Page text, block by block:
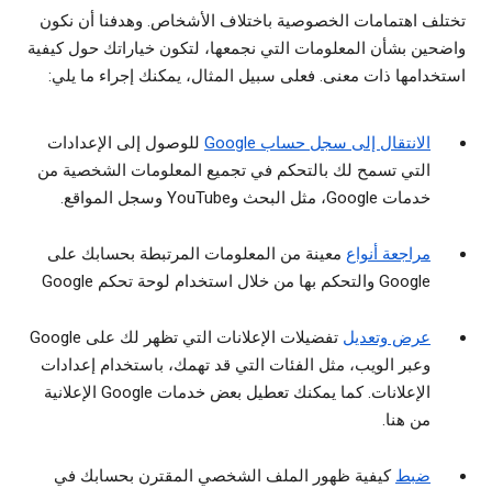
تختلف اهتمامات الخصوصية باختلاف الأشخاص. وهدفنا أن نكون
واضحين بشأن المعلومات التي نجمعها، لتكون خياراتك حول كيفية
استخدامها ذات معنى. فعلى سبيل المثال، يمكنك إجراء ما يلي:
الانتقال إلى سجل حساب Google
للوصول إلى الإعدادات
التي تسمح لك بالتحكم في تجميع المعلومات الشخصية من
خدمات Google، مثل البحث وYouTube وسجل المواقع.
مراجعة أنواع معينة من المعلومات المرتبطة بحسابك على
Google والتحكم بها من خلال استخدام لوحة تحكم Google
عرض وتعديل
تفضيلات الإعلانات التي تظهر لك على Google
وعبر الويب، مثل الفئات التي قد تهمك، باستخدام إعدادات
الإعلانات. كما يمكنك تعطيل بعض خدمات Google الإعلانية
من هنا.
ضبط كيفية ظهور الملف الشخصي المقترن بحسابك في